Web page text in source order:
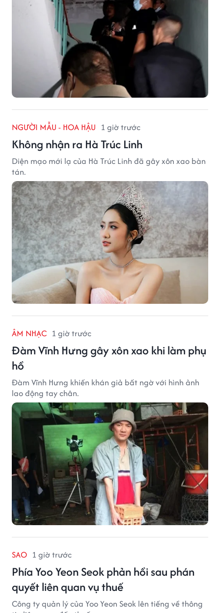
NGƯỜI MẪU - HOA HẬU 1 giờ trước
Không nhận ra Hà Trúc Linh
Diện mạo mới lạ của Hà Trúc Linh đã gây xôn xao bàn
tán.
ÂM NHẠC 1 giờ trước
Đàm Vĩnh Hưng gây xôn xao khi làm phụ
hồ
Đàm Vĩnh Hưng khiến khán giả bất ngờ với hình ảnh
lao động tay chân.
SAO 1 giờ trước
Phía Yoo Yeon Seok phản hồi sau phán
quyết liên quan vụ thuế
Công ty quản lý của Yoo Yeon Seok lên tiếng về thông